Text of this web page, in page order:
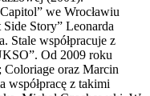
we Wrocławiu
Story” Leonarda
Stale współpracuje z
Od 2009 roku
Coloriage oraz Marcin
współpracę z takimi